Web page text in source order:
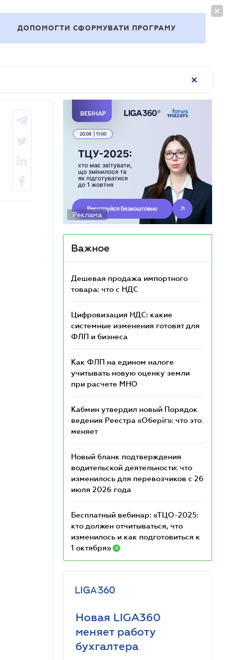
ДОПОМОГТИ СФОРМУВАТИ ПРОГРАМУ
Реклама
Важное
Дешевая продажа импортного
товара: что c НДС
Цифровизация НДС: какие
системные изменения готовят для
ФЛП и бизнеса
Как ФЛП на едином налоге
учитывать новую оценку земли
при расчете МНО
Кабмин утвердил новый Порядок
ведения Реестра «Оберіг»: что это
меняет
Новый бланк подтверждения
водительской деятельности: что
изменилось для перевозчиков с 26
июля 2026 года
Бесплатный вебинар: «ТЦО-2025:
кто должен отчитываться, что
изменилось и как подготовиться к
1 октября»
R
Новая LIGA360
меняет работу
бухгалтера